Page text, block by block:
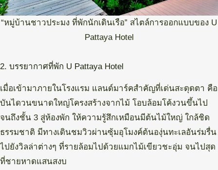
“หมู่บ้านชาวประมง ที่พักนักเดินเรือ” สไตล์การออกแบบของ U
Pattaya Hotel
2. บรรยากาศที่พัก U Pattaya Hotel
เมื่อเข้ามาภายในโรงแรม แลนด์มาร์คสำคัญที่เด่นสะดุดตา คือ
บันไดวนขนาดใหญ่โครงสร้างจากไม้ โอบล้อมโค้งวนขึ้นไป
จนถึงชั้น 3 สู่ห้องพัก ให้ความรู้สึกเหมือนมีต้นไม้ใหญ่ ใกล้ชิด
ธรรมชาติ มีทางเดินชมวิวผ่านซุ้มอุโมงค์ต้นองุ่นทะเลอันร่มรื่น
ไปยังวิลล่าต่างๆ ที่รายล้อมไปด้วยแมกไม้เขียวชะอุ่ม จนไปสุด
ที่ชายหาดแสนสงบ